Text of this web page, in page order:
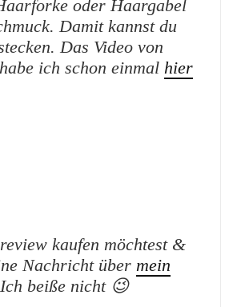
oder Haargabel
Damit kannst du
Das Video von
ich schon einmal hier
kaufen möchtest &
Nachricht über mein
beiße nicht 😉